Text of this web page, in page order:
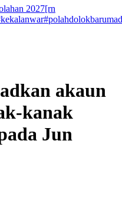
2027[rn
akaun
kanak
Jun